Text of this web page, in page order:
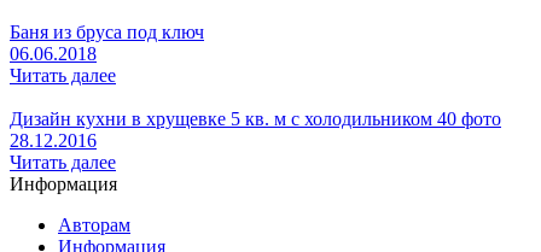
Баня из бруса под ключ
06.06.2018
Читать далее
Дизайн кухни в хрущевке 5 кв. м с холодильником 40 фото
28.12.2016
Читать далее
Информация
Авторам
Информация